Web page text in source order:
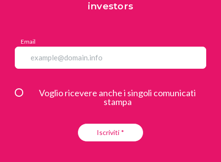
investors
Email
Voglio ricevere anche i singoli comunicati
stampa
Iscriviti *